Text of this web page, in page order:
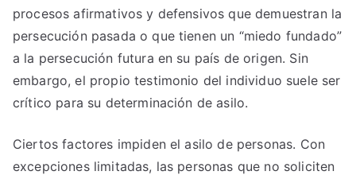
procesos afirmativos y defensivos que demuestran la
persecución pasada o que tienen un “miedo fundado”
a la persecución futura en su país de origen. Sin
embargo, el propio testimonio del individuo suele ser
crítico para su determinación de asilo.
Ciertos factores impiden el asilo de personas. Con
excepciones limitadas, las personas que no soliciten